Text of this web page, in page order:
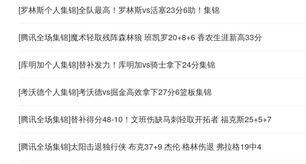
[罗林斯个人集锦]全队最高！罗林斯vs活塞23分6助！集锦
[腾讯全场集锦]魔术轻取残阵森林狼 班凯罗20+8+6 香农生涯新高33分
[库明加个人集锦]替补发力！库明加vs骑士拿下24分集锦
[考沃德个人集锦]考沃德vs掘金高效拿下27分6篮板集锦
[腾讯全场集锦]替补得分48-10！文班伤缺马刺轻取开拓者 福克斯25+5+7
[腾讯全场集锦]太阳击退独行侠 布克37+9 杰伦·格林伤退 弗拉格19中4